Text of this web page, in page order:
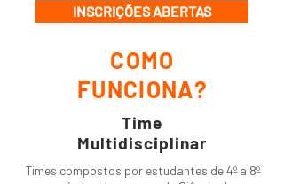
INSCRIÇÕES ABERTAS
COMO
FUNCIONA?
Time
Multidisciplinar
Times compostos por estudantes de 4º a 8º